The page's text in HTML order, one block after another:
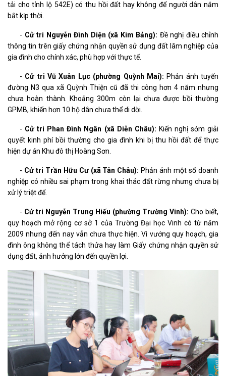
tải cho tỉnh lộ 542E) có thu hồi đất hay không để người dân nắm
bắt kịp thời.
- Cử tri Nguyễn Đình Diện (xã Kim Bảng): Đề nghị điều chỉnh
thông tin trên giấy chứng nhận quyền sử dụng đất lâm nghiệp của
gia đình cho chính xác, phù hợp với thực tế.
- Cử tri Vũ Xuân Lục (phường Quỳnh Mai): Phản ánh tuyến
đường N3 qua xã Quỳnh Thiện cũ đã thi công hơn 4 năm nhưng
chưa hoàn thành. Khoảng 300m còn lại chưa được bồi thường
GPMB, khiến hơn 10 hộ dân chưa thể di dời.
- Cử tri Phan Đình Ngân (xã Diễn Châu): Kiến nghị sớm giải
quyết kinh phí bồi thường cho gia đình khi bị thu hồi đất để thực
hiện dự án Khu đô thị Hoàng Sơn.
- Cử tri Trần Hữu Cư (xã Tân Châu): Phản ánh một số doanh
nghiệp có nhiều sai phạm trong khai thác đất rừng nhưng chưa bị
xử lý triệt để.
- Cử tri Nguyễn Trung Hiếu (phường Trường Vinh): Cho biết,
quy hoạch mở rộng cơ sở 1 của Trường Đại học Vinh có từ năm
2009 nhưng đến nay vẫn chưa thực hiện. Vì vướng quy hoạch, gia
đình ông không thể tách thửa hay làm Giấy chứng nhận quyền sử
dụng đất, ảnh hưởng lớn đến quyền lợi.